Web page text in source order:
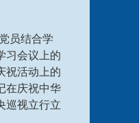
员结合学
习会议上的
祝活动上的
在庆祝中华
巡视立行立